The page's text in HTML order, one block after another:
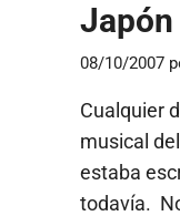
Japón
08/10/2007
Cualquier
musical
estaba
todavía.